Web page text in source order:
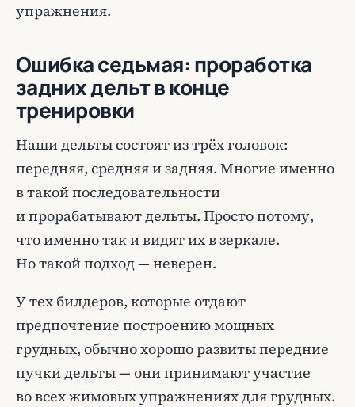
упражнения.
Ошибка седьмая: проработка
задних дельт в конце
тренировки
Наши дельты состоят из трёх головок:
передняя, средняя и задняя. Многие именно
в такой последовательности
и прорабатывают дельты. Просто потому,
что именно так и видят их в зеркале.
Но такой подход — неверен.
У тех билдеров, которые отдают
предпочтение построению мощных
грудных, обычно хорошо развиты передние
пучки дельты — они принимают участие
во всех жимовых упражнениях для грудных.